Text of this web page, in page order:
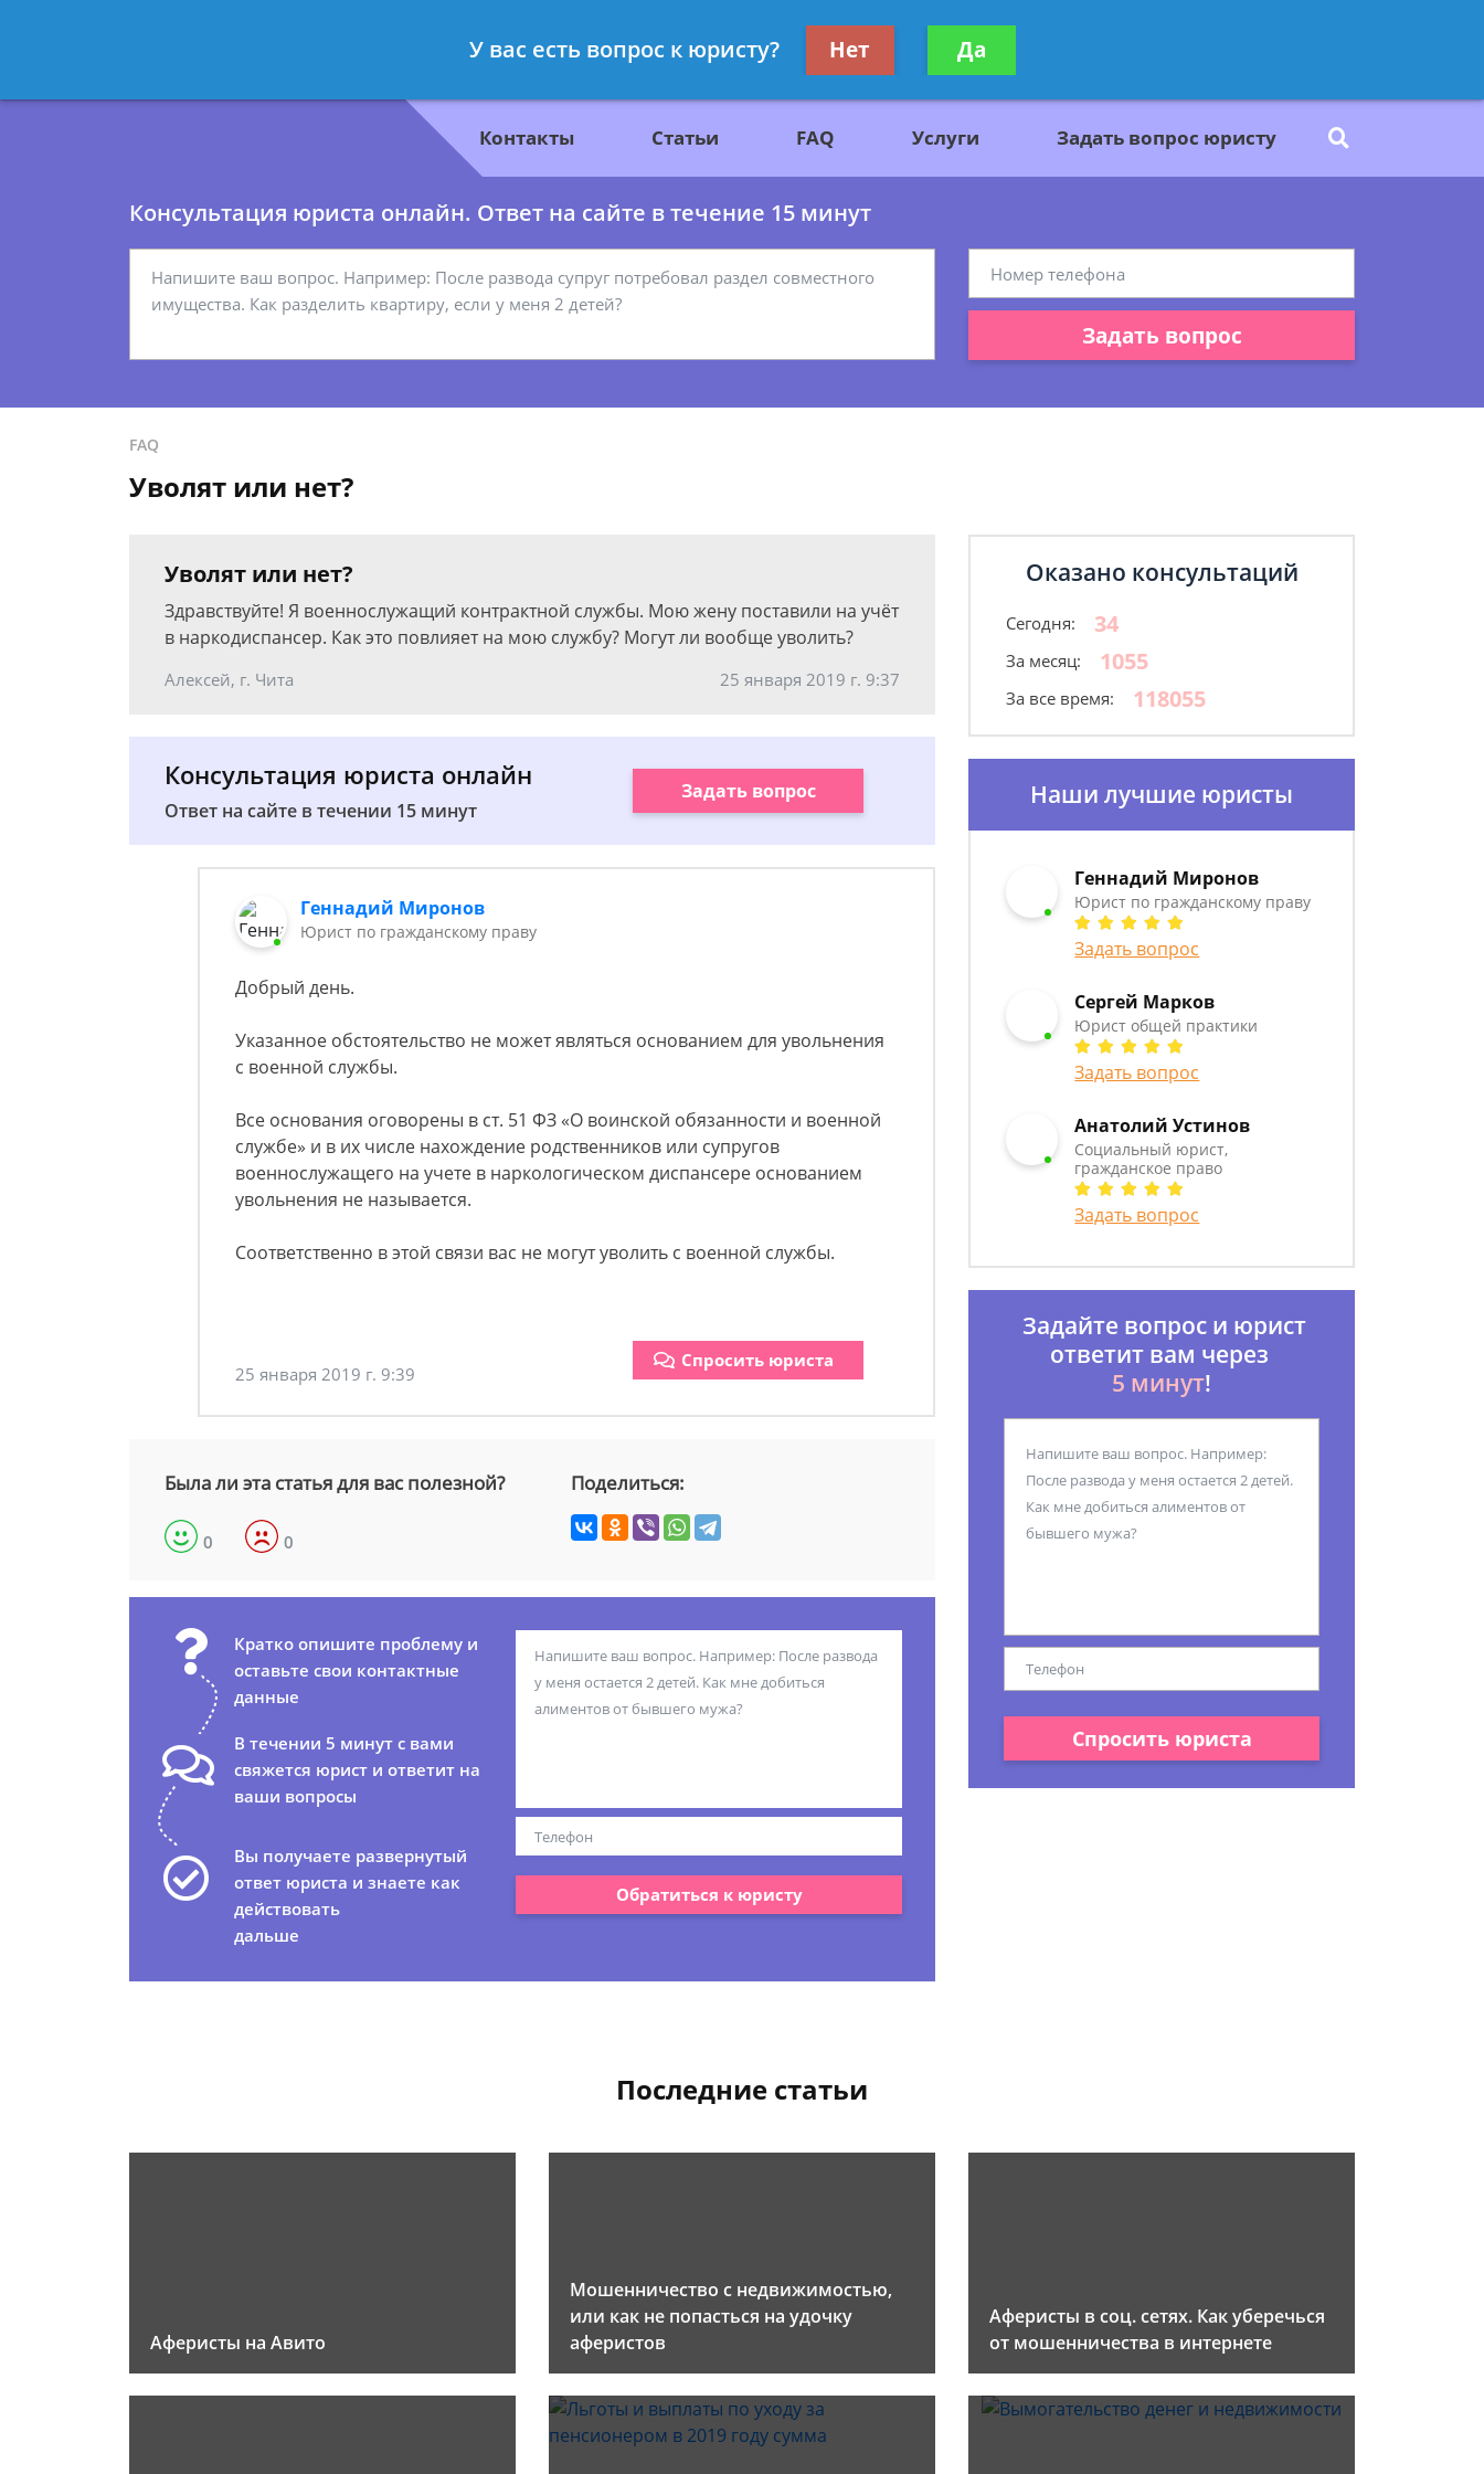
- Юрист по гражданскому праву
Получите консультацию
бесплатно
Контакты Статьи FAQ Услуги Задать вопрос юристу
Консультация юриста онлайн. Ответ на сайте в течение 15 минут
Задать вопрос
FAQ
Уволят или нет?
Уволят или нет?
Здравствуйте! Я военнослужащий контрактной службы. Мою жену поставили на учёт
в наркодиспансер. Как это повлияет на мою службу? Могут ли вообще уволить?
Алексей, г. Чита 25 января 2019 г. 9:37
Консультация юриста онлайн
Ответ на сайте в течении 15 минут
Задать вопрос
Геннадий Миронов
Юрист по гражданскому праву
Добрый день.
Указанное обстоятельство не может являться основанием для увольнения
с военной службы.
Все основания оговорены в ст. 51 ФЗ «О воинской обязанности и военной
службе» и в их числе нахождение родственников или супругов
военнослужащего на учете в наркологическом диспансере основанием
увольнения не называется.
Соответственно в этой связи вас не могут уволить с военной службы.
25 января 2019 г. 9:39
Спросить юриста
Была ли эта статья для вас полезной?
0 0
Поделиться:
Кратко опишите проблему и
оставьте свои контактные
данные
В течении 5 минут с вами
свяжется юрист и ответит на
ваши вопросы
Вы получаете развернутый
ответ юриста и знаете как
действовать
дальше
Обратиться к юристу
Оказано консультаций
Сегодня: 34
За месяц: 1055
За все время: 118055
Наши лучшие юристы
Геннадий Миронов
Юрист по гражданскому праву
Задать вопрос
Сергей Марков
Юрист общей практики
Задать вопрос
Анатолий Устинов
Социальный юрист,
гражданское право
Задать вопрос
Задайте вопрос и юрист
ответит вам через
5 минут!
Спросить юриста
Последние статьи
Аферисты на Авито
Мошенничество с недвижимостью,
или как не попасться на удочку
аферистов
Аферисты в соц. сетях. Как уберечься
от мошенничества в интернете
У вас есть вопрос к юристу? Нет Да